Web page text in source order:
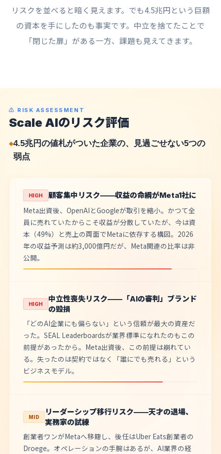
リスクを並べると暗く見えます。でも4.5兆円という巨額
の資本を手にしたのも事実です。中立を捨てたことで
「閉じた扉」がある一方、課題も見えてきます。
⚠ RISK ASSESSMENT
Scale AIのリスク評価
4.5兆円の値札がついた企業の、見過ごせない5つの
弱点
HIGH 顧客集中リスク——収益の命綱がMeta1社に
Meta出資後、OpenAIとGoogleが取引を縮小。かつて全
員に売れていたからこそ収益が分散していたが、今は資
本（49%）と売上の両面でMetaに依存する構図。2026
年の収益予測は約3,000億円だが、Meta関連の比率は非
公開。
HIGH
中立性喪失リスク——「AIの審判」ブランド
の毀損
「どのAI企業にも偏らない」という信頼が最大の資産だ
った。SEAL Leaderboardsが業界標準になれたのもこの
前提があったから。Meta出資後、この前提は崩れてい
る。失ったのは契約ではなく「誰にでも売れる」という
ビジネスモデル。
MID
リーダーシップ移行リスク——天才の退場、
実務家の試練
創業者ワンがMetaへ移籍し、後任はUber Eats創業者の
Droege。オペレーションの手腕はあるが、AI業界の経